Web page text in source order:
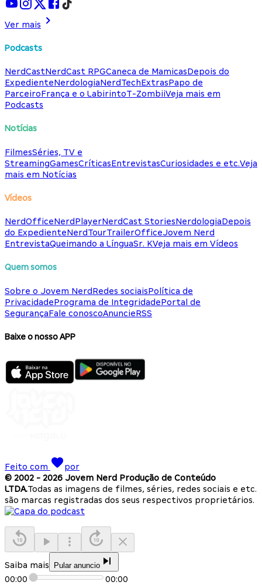
Ver mais
Podcasts
NerdCastNerdCast RPGCaneca de MamicasDepois do
ExpedienteNerdologiaNerdTechExtrasPapo de
ParceiroFrança e o LabirintoT-ZombiiVeja mais em
Podcasts
Notícias
FilmesSéries, TV e
StreamingGamesCríticasEntrevistasCuriosidades e etc.Veja
mais em Notícias
Vídeos
NerdOfficeNerdPlayerNerdCast StoriesNerdologiaDepois
do ExpedienteNerdTourTrailerOfficeJovem Nerd
EntrevistaQueimando a LínguaSr. KVeja mais em Vídeos
Quem somos
Sobre o Jovem NerdRedes sociaisPolítica de
PrivacidadePrograma de IntegridadePortal de
SegurançaFale conoscoAnuncieRSS
Baixe o nosso APP
Feito com
por
© 2002 - 2026 Jovem Nerd Produção de Conteúdo
LTDA.Todas as imagens de filmes, séries, redes sociais e etc.
são marcas registradas dos seus respectivos proprietários.
Saiba mais Pular anuncio
00:00 00:00